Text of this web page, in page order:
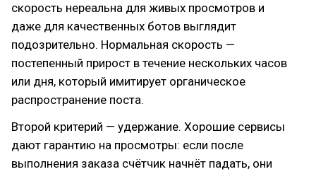
скорость нереальна для живых просмотров и
даже для качественных ботов выглядит
подозрительно. Нормальная скорость —
постепенный прирост в течение нескольких часов
или дня, который имитирует органическое
распространение поста.
Второй критерий — удержание. Хорошие сервисы
дают гарантию на просмотры: если после
выполнения заказа счётчик начнёт падать, они